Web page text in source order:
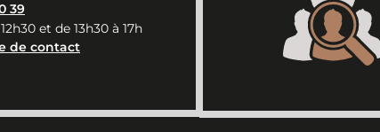
39
et de 13h30 à 17h
de contact